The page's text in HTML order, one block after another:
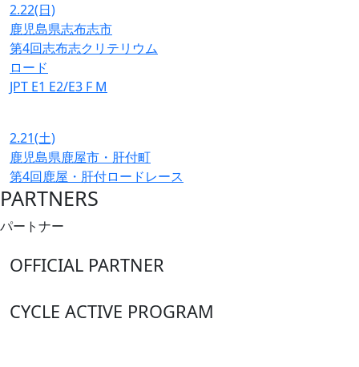
2.22(日)
鹿児島県志布志市
第4回志布志クリテリウム
ロード
JPT E1 E2/E3 F M
2.21(土)
鹿児島県鹿屋市・肝付町
第4回鹿屋・肝付ロードレース
PARTNERS
パートナー
OFFICIAL PARTNER
CYCLE ACTIVE PROGRAM